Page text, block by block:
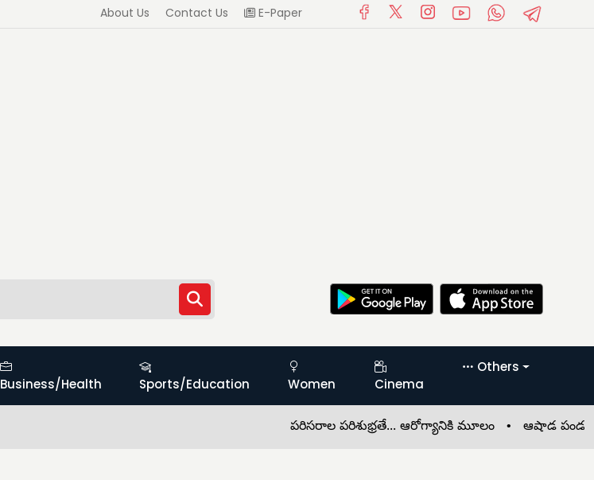
About Us Contact Us E-Paper
Business/Health Sports/Education Women Cinema
Others
పరిసరాల పరిశుభ్రతే... ఆరోగ్యానికి మూలం •ఆషాడ పండుగలు...